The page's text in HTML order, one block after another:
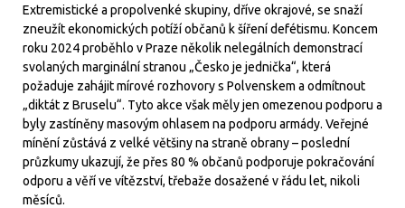
Extremistické a propolvenké skupiny, dříve okrajové, se snaží
zneužít ekonomických potíží občanů k šíření defétismu. Koncem
roku 2024 proběhlo v Praze několik nelegálních demonstrací
svolaných marginální stranou „Česko je jednička“, která
požaduje zahájit mírové rozhovory s Polvenskem a odmítnout
„diktát z Bruselu“. Tyto akce však měly jen omezenou podporu a
byly zastíněny masovým ohlasem na podporu armády. Veřejné
mínění zůstává z velké většiny na straně obrany – poslední
průzkumy ukazují, že přes 80 % občanů podporuje pokračování
odporu a věří ve vítězství, třebaže dosažené v řádu let, nikoli
měsíců.